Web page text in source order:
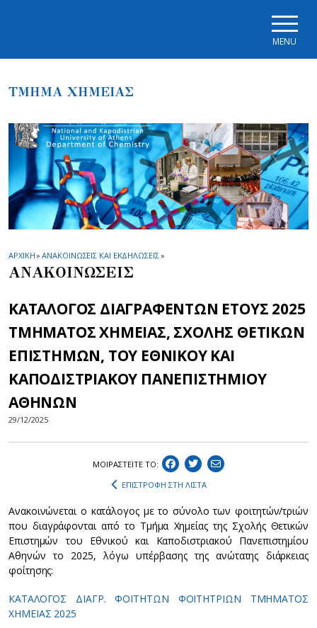
MENU
ΤΜΗΜΑ ΧΗΜΕΙΑΣ
ΑΡΧΙΚΗ» ΑΝΑΚΟΙΝΩΣΕΙΣ ΚΑΙ ΕΚΔΗΛΩΣΕΙΣ»
ΑΝΑΚΟΙΝΩΣΕΙΣ
ΚΑΤΑΛΟΓΟΣ ΔΙΑΓΡΑΦΕΝΤΩΝ ΕΤΟΥΣ 2025
ΤΜΗΜΑΤΟΣ ΧΗΜΕΙΑΣ, ΣΧΟΛΗΣ ΘΕΤΙΚΩΝ
ΕΠΙΣΤΗΜΩΝ, ΤΟΥ ΕΘΝΙΚΟΥ ΚΑΙ
ΚΑΠΟΔΙΣΤΡΙΑΚΟΥ ΠΑΝΕΠΙΣΤΗΜΙΟΥ
ΑΘΗΝΩΝ
29/12/2025
ΜΟΙΡΑΣΤEIΤΕ ΤΟ:
ΕΠΙΣΤΡΟΦΗ ΣΤΗ ΛΙΣΤΑ
Ανακοινώνεται ο κατάλογος με το σύνολο των φοιτητών/τριών
που διαγράφονται από το Τμήμα Χημείας της Σχολής Θετικών
Επιστημών του Εθνικού και Καποδιστριακού Πανεπιστημίου
Αθηνών το 2025, λόγω υπέρβασης της ανώτατης διάρκειας
φοίτησης:
ΚΑΤΑΛΟΓΟΣ ΔΙΑΓΡ. ΦΟΙΤΗΤΩΝ ΦΟΙΤΗΤΡΙΩΝ ΤΜΗΜΑΤΟΣ
ΧΗΜΕΙΑΣ 2025